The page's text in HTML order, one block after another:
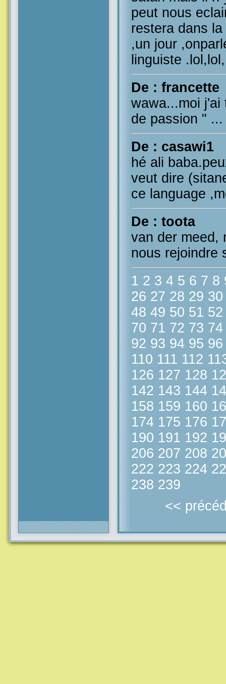
peut nous
restera dans
,un jour
linguiste
De : francette
wawa...moi j'ai
de passion "
De : casawi1
hé ali
veut dire
ce language
De : toota
van der meed,
nous rejoindre
1 2 3 4 5 6 7 8
26 27 28 29 30
48 49 50 51 52
70 71 72 73 74
92 93 94 95 96
110 111 112
126 127 128
142 143 144
158 159 160
174 175 176
190 191 192
206 207 208
222 223 224
238 239
<<